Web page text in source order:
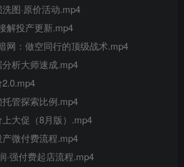
图·原价活动.mp4
解投产更新.mp4
网：做空同行的顶级战术.mp4
析大师速成.mp4
管探索比例.mp4
大促（8月版）.mp4
微付费流程.mp4
·强付费起店流程.mp4